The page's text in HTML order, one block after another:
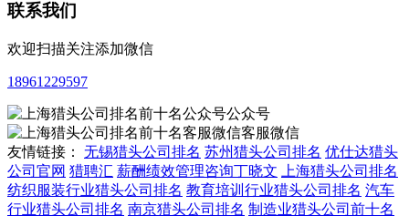
联系我们
欢迎扫描关注添加微信
18961229597
公众号
客服微信
友情链接： 无锡猎头公司排名 苏州猎头公司排名 优仕达猎头
公司官网 猎聘汇 薪酬绩效管理咨询丁晓文
上海猎头公司排名
纺织服装行业猎头公司排名 教育培训行业猎头公司排名 汽车
行业猎头公司排名 南京猎头公司排名 制造业猎头公司前十名